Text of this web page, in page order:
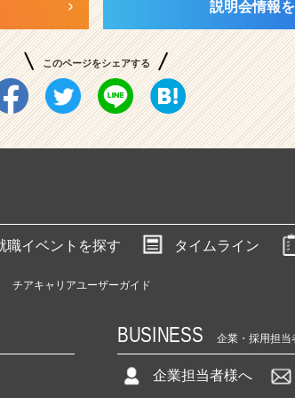
説明会情報
このページをシェアする
職イベントを探す タイムライン
チアキャリアユーザーガイド
BUSINESS 企業・採用担当
企業担当者様へ